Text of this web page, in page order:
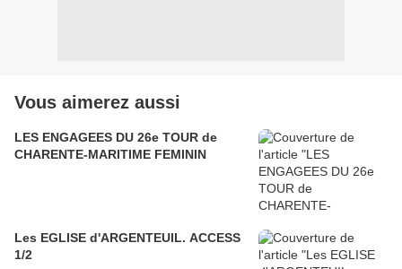
Vous aimerez aussi
LES ENGAGEES DU 26e TOUR de
CHARENTE-MARITIME FEMININ
Les EGLISE d'ARGENTEUIL. ACCESS
1/2